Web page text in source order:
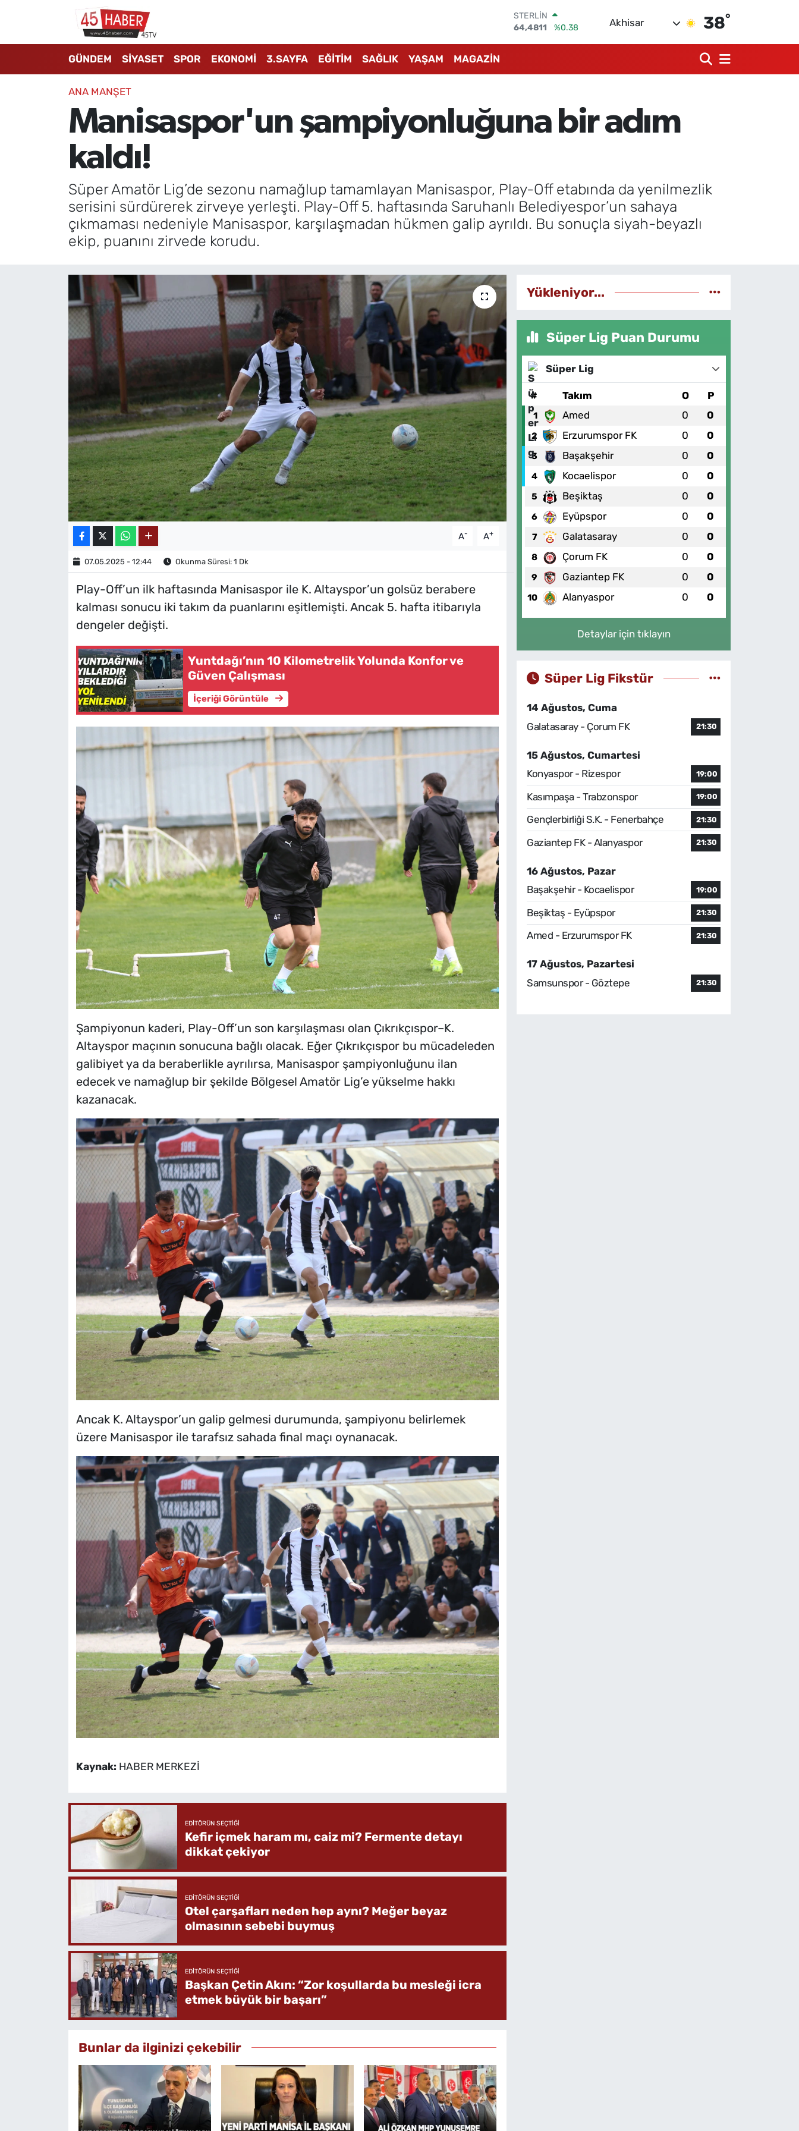
GRAM ALTIN
6660.55
%0.03
64.944,08
%-0.18
55,2510
%0.32
STERLİN
Akhisar 38°
GÜNDEM SİYASET SPOR EKONOMİ 3.SAYFA EĞİTİM SAĞLIK YAŞAM MAGAZİN
ANA MANŞET
Manisaspor'un şampiyonluğuna bir adım
kaldı!
Süper Amatör Lig’de sezonu namağlup tamamlayan Manisaspor, Play-Off etabında da yenilmezlik
serisini sürdürerek zirveye yerleşti. Play-Off 5. haftasında Saruhanlı Belediyespor’un sahaya
çıkmaması nedeniyle Manisaspor, karşılaşmadan hükmen galip ayrıldı. Bu sonuçla siyah-beyazlı
ekip, puanını zirvede korudu.
A- A+
07.05.2025 - 12:44 Okunma Süresi: 1 Dk
Play-Off’un ilk haftasında Manisaspor ile K. Altayspor’un golsüz berabere
kalması sonucu iki takım da puanlarını eşitlemişti. Ancak 5. hafta itibarıyla
dengeler değişti.
Yuntdağı’nın 10 Kilometrelik Yolunda Konfor ve
Güven Çalışması
İçeriği Görüntüle
Şampiyonun kaderi, Play-Off’un son karşılaşması olan Çıkrıkçıspor–K.
Altayspor maçının sonucuna bağlı olacak. Eğer Çıkrıkçıspor bu mücadeleden
galibiyet ya da beraberlikle ayrılırsa, Manisaspor şampiyonluğunu ilan
edecek ve namağlup bir şekilde Bölgesel Amatör Lig’e yükselme hakkı
kazanacak.
Ancak K. Altayspor’un galip gelmesi durumunda, şampiyonu belirlemek
üzere Manisaspor ile tarafsız sahada final maçı oynanacak.
Kaynak: HABER MERKEZİ
EDITÖRÜN SEÇTIĞI
Kefir içmek haram mı, caiz mi? Fermente detayı
dikkat çekiyor
EDITÖRÜN SEÇTIĞI
Otel çarşafları neden hep aynı? Meğer beyaz
olmasının sebebi buymuş
EDITÖRÜN SEÇTIĞI
Başkan Çetin Akın: “Zor koşullarda bu mesleği icra
etmek büyük bir başarı”
Bunlar da ilginizi çekebilir
Yükleniyor...
Süper Lig Puan Durumu
Süper Lig
# Takım O P
1 Amed 0 0
2 Erzurumspor FK 0 0
3 Başakşehir 0 0
4 Kocaelispor 0 0
5 Beşiktaş 0 0
6 Eyüpspor 0 0
7 Galatasaray 0 0
8 Çorum FK 0 0
9 Gaziantep FK 0 0
10 Alanyaspor 0 0
Detaylar için tıklayın
Süper Lig Fikstür
14 Ağustos, Cuma
Galatasaray - Çorum FK
21:30
15 Ağustos, Cumartesi
Konyaspor - Rizespor
19:00
Kasımpaşa - Trabzonspor 19:00
Gençlerbirliği S.K. - Fenerbahçe 21:30
Gaziantep FK - Alanyaspor 21:30
16 Ağustos, Pazar
Başakşehir - Kocaelispor
19:00
Beşiktaş - Eyüpspor 21:30
Amed - Erzurumspor FK 21:30
17 Ağustos, Pazartesi
Samsunspor - Göztepe
21:30
GÜNDEM
SİYASET
EKONOMİ
3.SAYFA
EĞİTİM
SAĞLIK
MAGAZİN
Manisa Nöbetçi Eczaneler
Manisa Hava Durumu
Manisa Namaz Vakitleri
Manisa Trafik Yoğunluk Haritası
Süper Lig Puan Durumu ve Fikstür
Tüm Manşetler
Son Dakika Haberleri